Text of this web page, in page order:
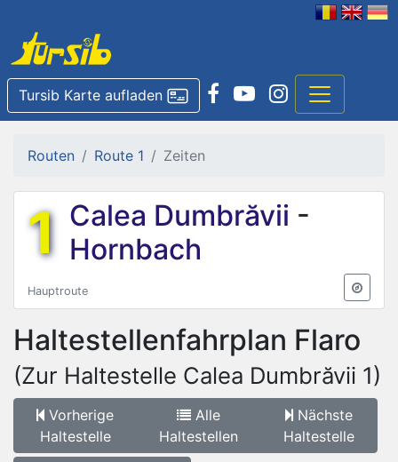
Tursib Karte aufladen
Routen Route 1 Zeiten
1 Calea Dumbrăvii -
Hornbach
Hauptroute
Haltestellenfahrplan Flaro
(Zur Haltestelle Calea Dumbrăvii 1)
Vorherige
Haltestelle
Alle
Haltestellen
Nächste
Haltestelle